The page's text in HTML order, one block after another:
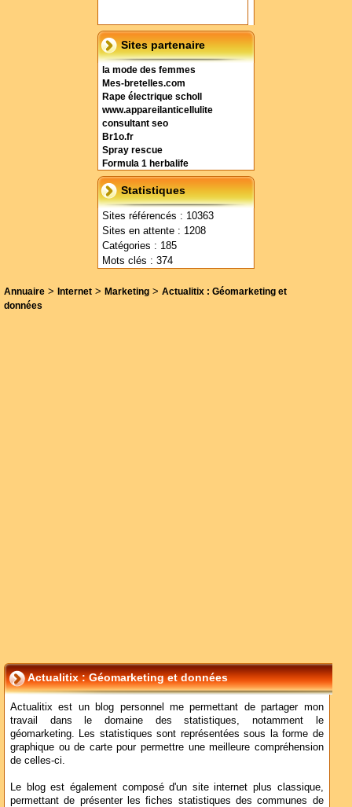
Sites partenaire
la mode des femmes
Mes-bretelles.com
Rape électrique scholl
www.appareilanticellulite
consultant seo
Br1o.fr
Spray rescue
Formula 1 herbalife
Statistiques
Sites référencés : 10363
Sites en attente : 1208
Catégories : 185
Mots clés : 374
Annuaire > Internet > Marketing > Actualitix : Géomarketing et
données
Actualitix : Géomarketing et données
Actualitix est un blog personnel me permettant de partager mon
travail dans le domaine des statistiques, notamment le
géomarketing. Les statistiques sont représentées sous la forme de
graphique ou de carte pour permettre une meilleure compréhension
de celles-ci.
Le blog est également composé d'un site internet plus classique,
permettant de présenter les fiches statistiques des communes de